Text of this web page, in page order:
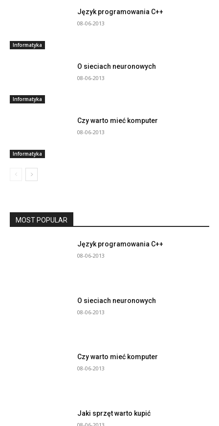
Informatyka
Język programowania C++
08-06-2013
Informatyka
O sieciach neuronowych
08-06-2013
Informatyka
Czy warto mieć komputer
08-06-2013
MOST POPULAR
Język programowania C++
08-06-2013
O sieciach neuronowych
08-06-2013
Czy warto mieć komputer
08-06-2013
Jaki sprzęt warto kupić